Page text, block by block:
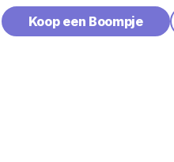
Koop een Boompje